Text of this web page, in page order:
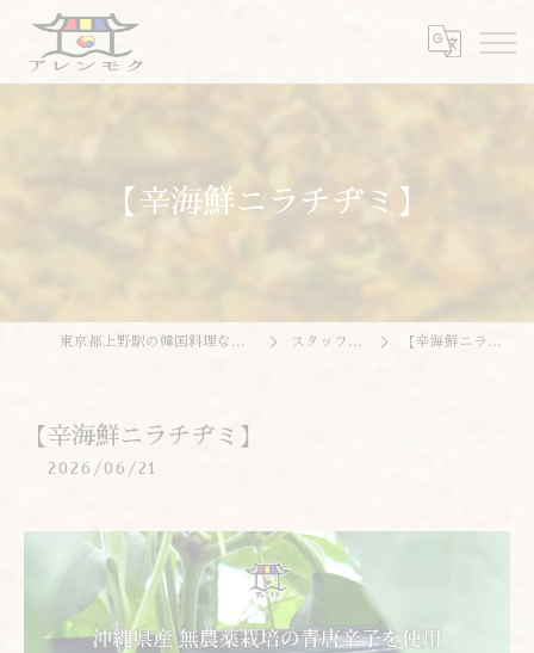
【辛海鮮ニラチヂミ】
東京都上野駅の韓国料理ならアレンモク スタッフブログ 【辛海鮮ニラチヂミ】
【辛海鮮ニラチヂミ】
2026/06/21